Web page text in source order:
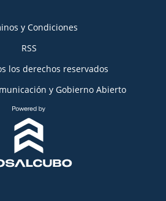
y Condiciones
RSS
los derechos reservados
y Gobierno Abierto